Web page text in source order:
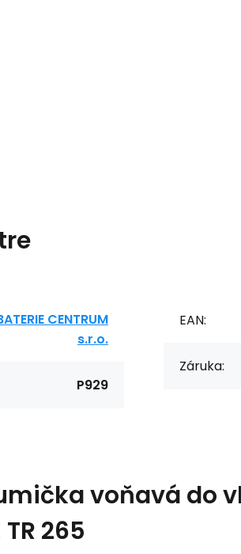
CENTRUM
s.r.o.
P929
EAN:
Záruka:
voňavá do
TR 265